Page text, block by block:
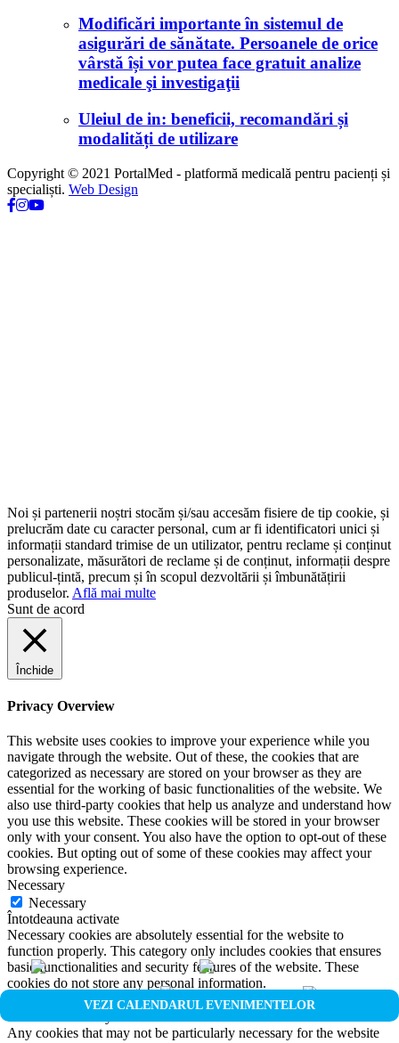
VEZI CALENDARUL EVENIMENTELOR
Modificări importante în sistemul de
asigurări de sănătate. Persoanele de orice
vârstă își vor putea face gratuit analize
medicale şi investigaţii
Uleiul de in: beneficii, recomandări și
modalități de utilizare
Copyright © 2021 PortalMed - platformă medicală pentru pacienți și
specialiști. Web Design
Noi și partenerii noștri stocăm și/sau accesăm fisiere de tip cookie, și
prelucrăm date cu caracter personal, cum ar fi identificatori unici și
informații standard trimise de un utilizator, pentru reclame și conținut
personalizate, măsurători de reclame și de conținut, informații despre
publicul-țintă, precum și în scopul dezvoltării și îmbunătățirii
produselor. Află mai multe
Sunt de acord
Închide
Privacy Overview
This website uses cookies to improve your experience while you
navigate through the website. Out of these, the cookies that are
categorized as necessary are stored on your browser as they are
essential for the working of basic functionalities of the website. We
also use third-party cookies that help us analyze and understand how
you use this website. These cookies will be stored in your browser
only with your consent. You also have the option to opt-out of these
cookies. But opting out of some of these cookies may affect your
browsing experience.
Necessary
Necessary
Întotdeauna activate
Necessary cookies are absolutely essential for the website to
function properly. This category only includes cookies that ensures
basic functionalities and security features of the website. These
cookies do not store any personal information.
Non-necessary
Any cookies that may not be particularly necessary for the website